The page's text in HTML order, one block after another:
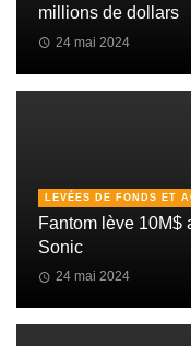
millions de dollars
24 mai 2024
LEVÉES DE FONDS ET
Fantom lève 10M$
Sonic
24 mai 2024